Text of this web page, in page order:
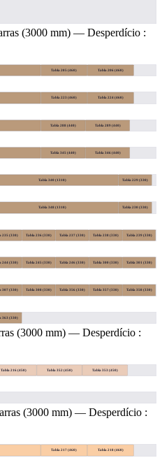
(3000 mm) — Desperdício :
Tabla 205 (460) Tabla 206 (460)
Tabla 223 (460) Tabla 224 (460)
Tabla 288 (440) Tabla 289 (440)
Tabla 345 (440) Tabla 346 (440)
Tabla 340 (1310) Tabla 229 (330)
Tabla 348 (1310) Tabla 230 (330)
235 (330) Tabla 236 (330) Tabla 237 (330) Tabla 238 (330) Tabla 239 (330)
244 (330) Tabla 245 (330) Tabla 246 (330) Tabla 300 (330) Tabla 301 (330)
307 (330) Tabla 308 (330) Tabla 356 (330) Tabla 357 (330) Tabla 358 (330)
363 (330)
(3000 mm) — Desperdício :
Tabla 216 (450) Tabla 352 (450) Tabla 353 (450)
(3000 mm) — Desperdício :
Tabla 217 (460) Tabla 218 (460)